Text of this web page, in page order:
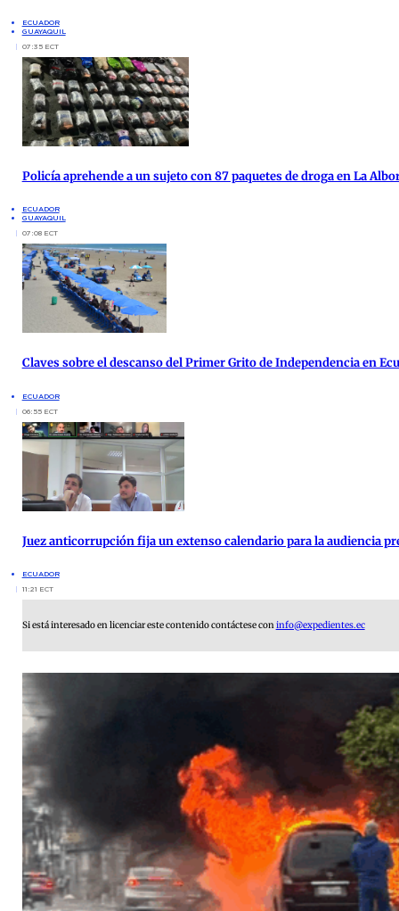
ECUADOR
GUAYAQUIL
07:35 ECT
Policía aprehende a un sujeto con 87 paquetes de droga en La
ECUADOR
GUAYAQUIL
07:08 ECT
Claves sobre el descanso del Primer Grito de Independencia en
ECUADOR
06:55 ECT
Juez anticorrupción fija un extenso calendario para la audiencia
ECUADOR
11:21 ECT
Si está interesado en licenciar este contenido contáctese coninfo@expedientes.ec